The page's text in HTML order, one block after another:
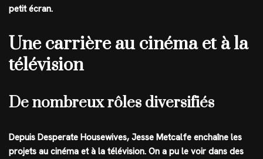
petit écran.
Une carrière au cinéma et à la
télévision
De nombreux rôles diversifiés
Depuis Desperate Housewives, Jesse Metcalfe enchaîne les
projets au cinéma et à la télévision. On a pu le voir dans des